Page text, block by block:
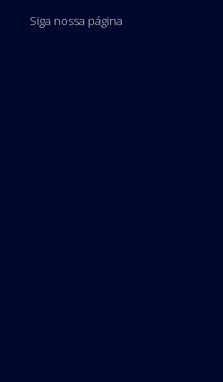
Siga nossa página